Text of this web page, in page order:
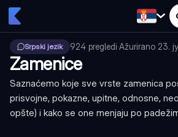
Srpski jezik 924 pregledi·Ažurirano 23.
Zamenice
Saznaćemo koje sve vrste zamenica
prisvojne, pokazne, upitne, odnosne,
opšte) i kako se one menjaju po